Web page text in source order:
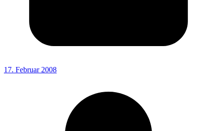
17. Februar 2008